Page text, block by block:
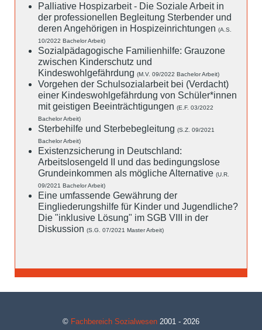
Palliative Hospizarbeit - Die Soziale Arbeit in
der professionellen Begleitung Sterbender und
deren Angehörigen in Hospizeinrichtungen (A.S.
10/2022 Bachelor Arbeit)
Sozialpädagogische Familienhilfe: Grauzone
zwischen Kinderschutz und
Kindeswohlgefährdung (M.V. 09/2022 Bachelor Arbeit)
Vorgehen der Schulsozialarbeit bei (Verdacht)
einer Kindeswohlgefährdung von Schüler*innen
mit geistigen Beeinträchtigungen (E.F. 03/2022
Bachelor Arbeit)
Sterbehilfe und Sterbebegleitung (S.Z. 09/2021
Bachelor Arbeit)
Existenzsicherung in Deutschland:
Arbeitslosengeld II und das bedingungslose
Grundeinkommen als mögliche Alternative (U.R.
09/2021 Bachelor Arbeit)
Eine umfassende Gewährung der
Eingliederungshilfe für Kinder und Jugendliche?
Die "inklusive Lösung" im SGB VIII in der
Diskussion (S.G. 07/2021 Master Arbeit)
© Fachbereich Sozialwesen 2001 - 2026